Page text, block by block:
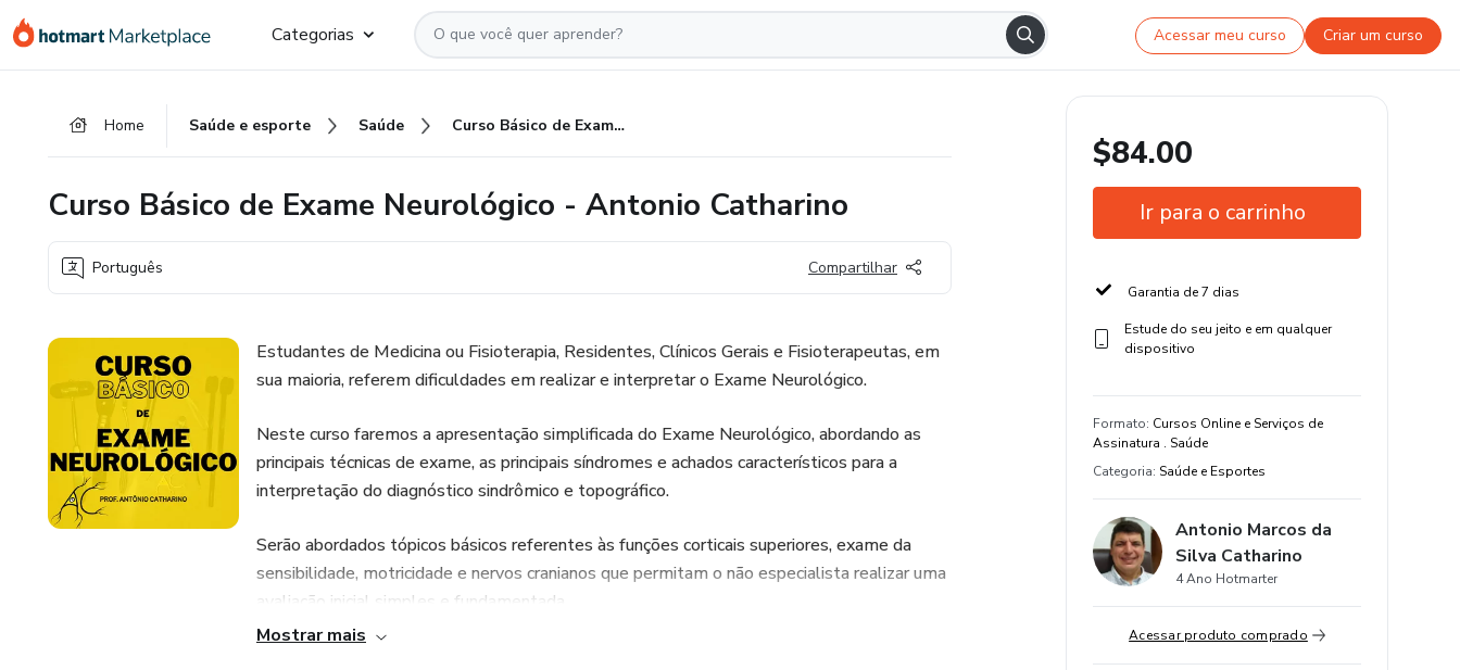
para
para
para
Categorias Acessar meu curso Criar um curso
Home Saúde e esporte Saúde Curso Básico de Exame Neurológico - Antonio Catharino
Curso Básico de Exame Neurológico - Antonio Catharino
Português Compartilhar
Estudantes de Medicina ou Fisioterapia, Residentes, Clínicos Gerais e Fisioterapeutas, em
sua maioria, referem dificuldades em realizar e interpretar o Exame Neurológico.
Neste curso faremos a apresentação simplificada do Exame Neurológico, abordando as
principais técnicas de exame, as principais síndromes e achados característicos para a
interpretação do diagnóstico sindrômico e topográfico.
Serão abordados tópicos básicos referentes às funções corticais superiores, exame da
sensibilidade, motricidade e nervos cranianos que permitam o não especialista realizar uma
avaliação inicial simples e fundamentada.
Mostrar mais
$84.00
Ir para o carrinho
Garantia de 7 dias
Estude do seu jeito e em qualquer
dispositivo
Formato: Cursos Online e Serviços de
Assinatura . Saúde
Categoria: Saúde e Esportes
Antonio Marcos da
Silva Catharino
4 Ano Hotmarter
Acessar produto comprado